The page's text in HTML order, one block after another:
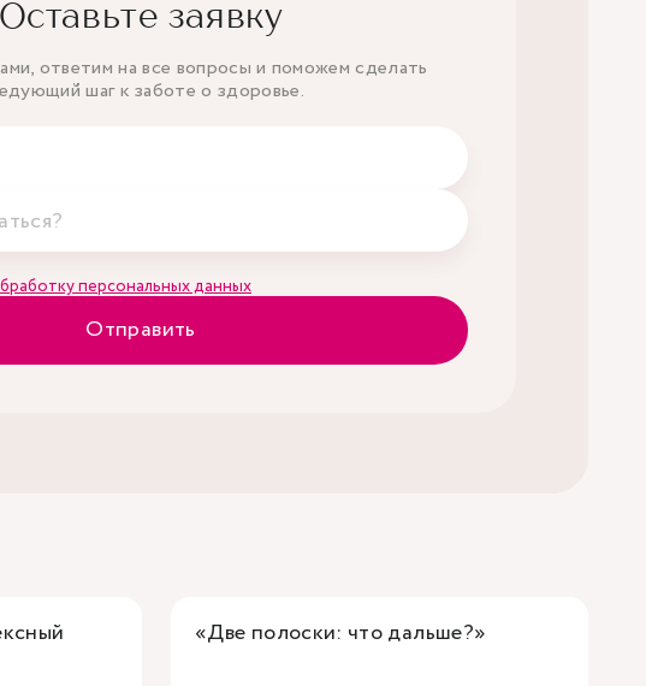
Chlamydia trachomatis, ДНК Mycoplasma genitalium,
(типирование), ДНК Trichomonas
Оставьте заявку
ответим на все вопросы и поможем сделать
шаг к заботе о здоровье.
персональных данных
Отправить
«Две полоски: что дальше?»